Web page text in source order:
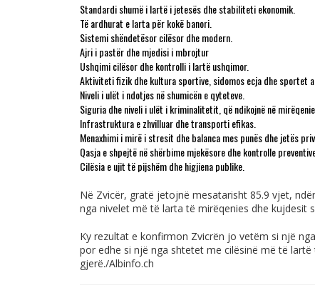
Standardi shumë i lartë i jetesësdhe stabiliteti ekonomik.
Të ardhurat e larta për kokë banori.
Sistemi shëndetësor cilësor dhe modern.
Ajri i pastër dhe mjedisi i mbrojtur
Ushqimi cilësor dhe kontrolli i lartë ushqimor.
Aktiviteti fizik dhe kultura sportive , sidomos ecja dhe sportet
Niveli i ulët i ndotjesnë shumicën e qyteteve.
Siguria dhe niveli i ulët i kriminalitetit , që ndikojnë në
Infrastruktura e zhvilluar dhe transporti efikas.
Menaxhimi i mirë i stresit dhe balanca mes punës dhe jetës
Qasja e shpejtë në shërbime mjekësore dhe kontrolle
Cilësia e ujit të pijshëm dhe higjiena publike.
Në Zvicër, gratë jetojnë mesatarisht 85.9 vjet,
nga nivelet më të larta të mirëqenies dhe kujdesit
Ky rezultat e konfirmon Zvicrën jo vetëm si një
por edhe si një nga shtetet me cilësinë më të
gjerë./Albinfo.ch